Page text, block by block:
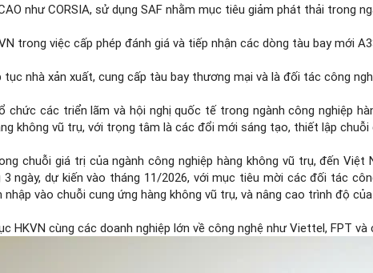
như CORSIA, sử dụng SAF nhằm mục tiêu giảm phát thải trong
trong việc cấp phép đánh giá và tiếp nhận các dòng tàu bay mới
nhà xản xuất, cung cấp tàu bay thương mại và là đối tác công
các triển lãm và hội nghị quốc tế trong ngành công nghiệp
không vũ trụ, với trọng tâm là các đổi mới sáng tạo, thiết lập chuỗi
chuỗi giá trị của ngành công nghiệp hàng không vũ trụ, đến Việt
ngày, dự kiến vào tháng 11/2026, với mục tiêu mời các đối tác
vào chuỗi cung ứng hàng không vũ trụ, và nâng cao trình độ
HKVN cùng các doanh nghiệp lớn về công nghệ như Viettel, FPT